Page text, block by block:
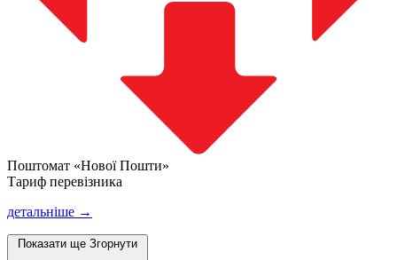
Поштомат «Нової Пошти»
Тариф перевізника
детальніше →
Показати ще Згорнути